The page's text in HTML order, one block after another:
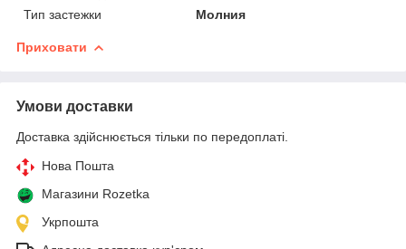
Тип застежки
Молния
Приховати
Умови доставки
Доставка здійснюється тільки по передоплаті.
Нова Пошта
Магазини Rozetka
Укрпошта